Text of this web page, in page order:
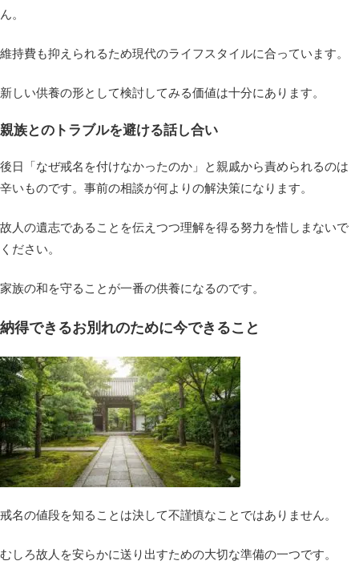
ん。
維持費も抑えられるため現代のライフスタイルに合っています。
新しい供養の形として検討してみる価値は十分にあります。
親族とのトラブルを避ける話し合い
後日「なぜ戒名を付けなかったのか」と親戚から責められるのは
辛いものです。事前の相談が何よりの解決策になります。
故人の遺志であることを伝えつつ理解を得る努力を惜しまないで
ください。
家族の和を守ることが一番の供養になるのです。
納得できるお別れのために今できること
戒名の値段を知ることは決して不謹慎なことではありません。
むしろ故人を安らかに送り出すための大切な準備の一つです。